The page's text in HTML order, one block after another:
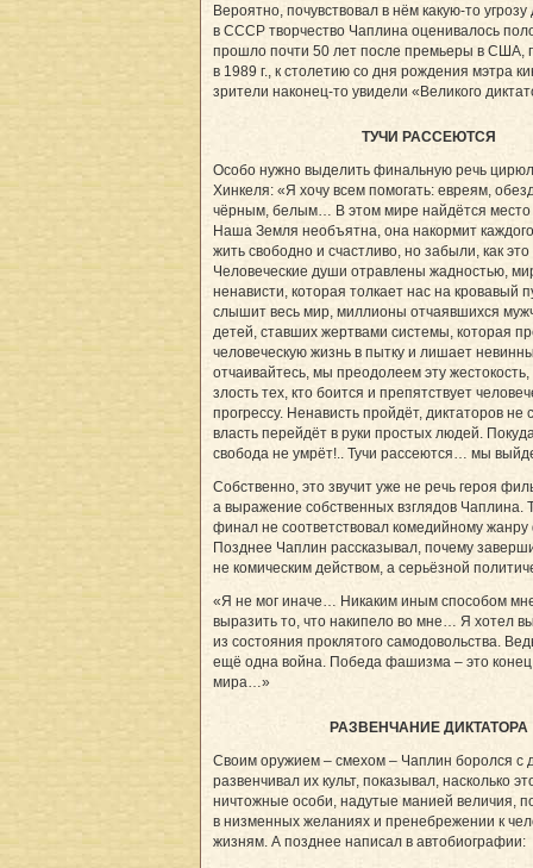
Вероятно, почувствовал в нём какую-то
в СССР творчество Чаплина оценивалось
прошло почти 50 лет после премьеры в США,
в 1989 г., к столетию со дня рождения мэтра
зрители наконец-то увидели «Великого
ТУЧИ РАССЕЮТСЯ
Особо нужно выделить финальную речь
Хинкеля: «Я хочу всем помогать: евреям,
чёрным, белым… В этом мире найдётся место
Наша Земля необъятна, она накормит
жить свободно и счастливо, но забыли, как
Человеческие души отравлены жадностью,
ненависти, которая толкает нас на кровавый
слышит весь мир, миллионы отчаявшихся
детей, ставших жертвами системы, которая
человеческую жизнь в пытку и лишает
отчаивайтесь, мы преодолеем эту
злость тех, кто боится и препятствует
прогрессу. Ненависть пройдёт, диктаторов не
власть перейдёт в руки простых людей.
свобода не умрёт!.. Тучи рассеются… мы
Собственно, это звучит уже не речь героя
а выражение собственных взглядов Чаплина.
финал не соответствовал комедийному
Позднее Чаплин рассказывал, почему
не комическим действом, а серьёзной
«Я не мог иначе… Никаким иным способом
выразить то, что накипело во мне… Я хотел
из состояния проклятого самодовольства.
ещё одна война. Победа фашизма – это
мира…»
РАЗВЕНЧАНИЕ ДИКТАТОРА
Своим оружием – смехом – Чаплин боролся с
развенчивал их культ, показывал, насколько
ничтожные особи, надутые манией величия,
в низменных желаниях и пренебрежении к
жизням. А позднее написал в автобиографии: